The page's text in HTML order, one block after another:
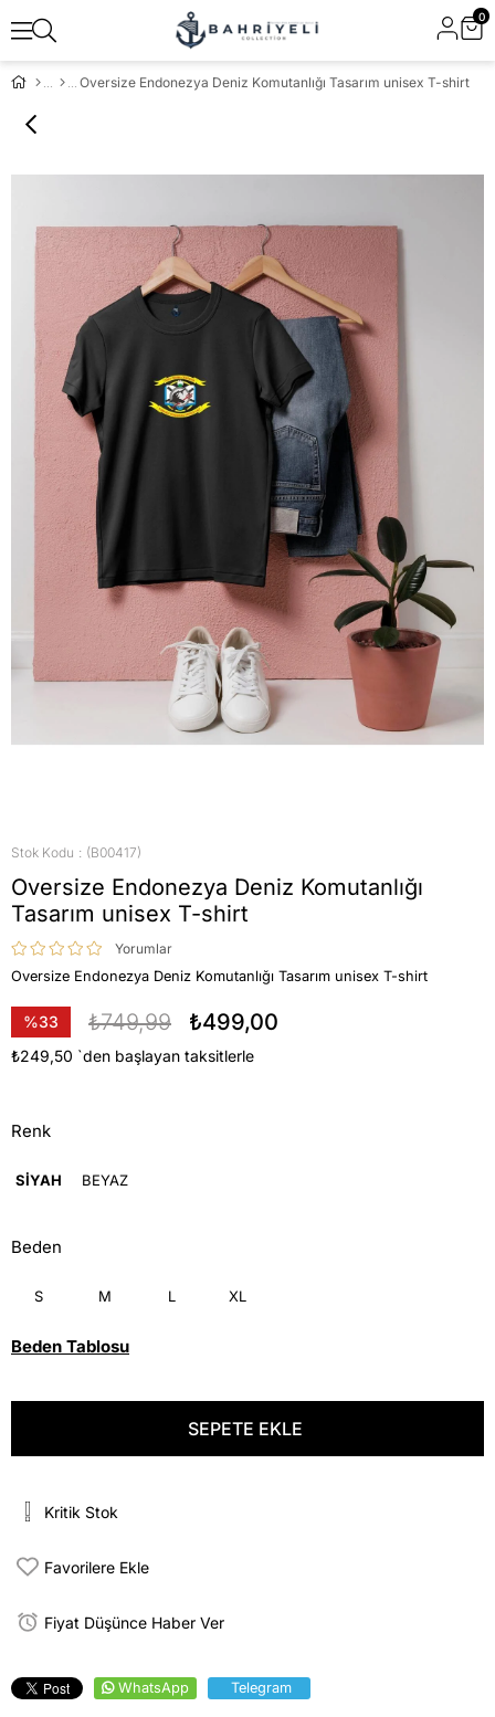
0
Oversize Endonezya Deniz Komutanlığı Tasarım unisex T-shirt
Stok Kodu (B00417)
Oversize Endonezya Deniz Komutanlığı
Tasarım unisex T-shirt
Yorumlar
Oversize Endonezya Deniz Komutanlığı Tasarım unisex T-shirt
%33
İndirim
₺749,99 ₺499,00
₺249,50 `den başlayan taksitlerle
Renk
SİYAH BEYAZ
Beden
S M L XL
Beden Tablosu
Kritik Stok
Favorilere Ekle
Fiyat Düşünce Haber Ver
WhatsApp Telegram